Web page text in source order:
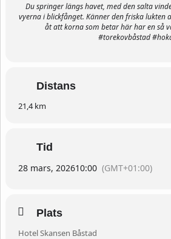
Du springer längs havet, med den salta
vyerna i blickfånget. Känner den friska lukten
åt att korna som betar här har en så
#torekovbåstad
Distans
21,4 km
Tid
28 mars, 202610:00 (GMT+01:00)
Plats
Hotel Skansen Båstad